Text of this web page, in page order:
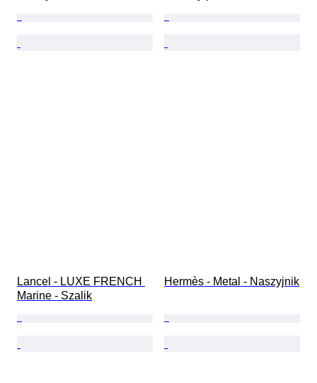
Lancel - LUXE FRENCH
Marine - Szalik
Hermès - Metal - Naszyjnik